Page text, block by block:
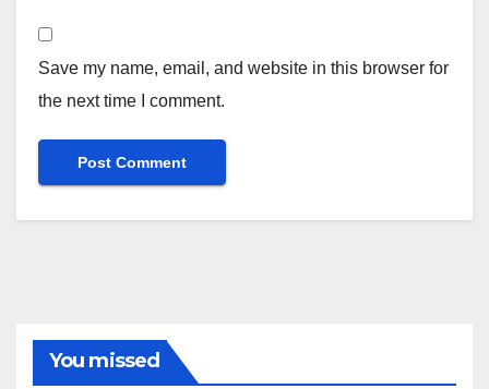
Save my name, email, and website in this browser for
the next time I comment.
You missed